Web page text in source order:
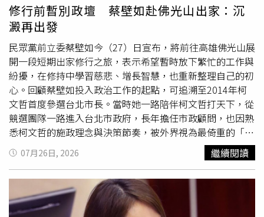
家庭、照顧女兒，兇嫌卻長期不工作還向她要錢，死者告知
無力負擔後，兇嫌便開始長時間言語 霸凌。死者閨蜜透露，
死者在便利商店擔任店長，每當工作晚回家，會需要跟朋友
聚會放風，便會被質疑「在外面有男人」，兇嫌還會到他工
作地點騷擾，死者好不容易搬離公婆家，準備開始新的生
活，卻在言語衝突後命喪公公刀下。「一個努力生活的媽媽
把小孩拉拔長大甚至才剛參加完小孩幼稚園的表演會她到底
做錯了什麼？」死者閨蜜悲慟表示，死者兼兩份工養家、盡
心盡力照顧小孩，卻遭受丈夫長期外遇、無視，以及公公的
長期經濟壓榨與言語暴力，最終甚至付出了生命，希望司法
嚴懲加害者以及那個長期外遇不照顧小孩的失德父親，還她
與她的孩子一個公道。
修行前暫別政壇 蔡壁如赴佛光山出家：沉
澱再出發
民眾黨前立委蔡壁如今（27）日宣布，將前往高雄佛光山展
開一段短期出家修行之旅，表示希望暫時放下繁忙的工作與
紛擾，在修持中學習慈悲、增長智慧，也重新整理自己的初
心。回顧蔡壁如投入政治工作的起點，可追溯至2014年柯
文哲首度參選台北市長。當時她一路陪伴柯文哲打天下，從
競選團隊一路進入台北市政府，長年擔任市政顧問，也因熟
悉柯文哲的施政理念與決策節奏，被外界視為最倚重的「左
右手」。隨著民眾黨成立，蔡壁如成為創黨核心成員之一，
代表民眾黨出任首屆不分區立委，一度被視為柯最具代表性
的政治班底。不過，隨著政壇局勢更迭，蔡壁如近年的政治
發展並非一路順遂。2024年立委選舉，她肩負「藍白合示
範區」重任，空降挑戰台中第一選區，最終不敵民進黨立委
07月26日, 2026 繼續閱讀